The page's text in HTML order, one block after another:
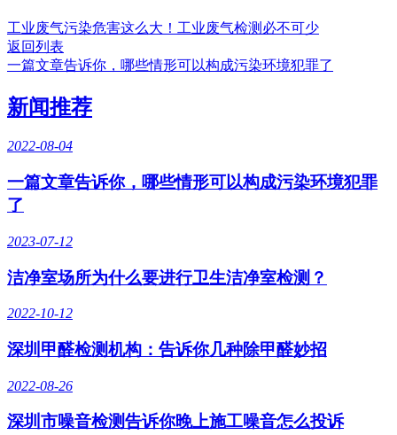
工业废气污染危害这么大！工业废气检测必不可少
返回列表
一篇文章告诉你，哪些情形可以构成污染环境犯罪了
新闻推荐
2022-08-04
一篇文章告诉你，哪些情形可以构成污染环境犯罪
了
2023-07-12
洁净室场所为什么要进行卫生洁净室检测？
2022-10-12
深圳甲醛检测机构：告诉你几种除甲醛妙招
2022-08-26
深圳市噪音检测告诉你晚上施工噪音怎么投诉